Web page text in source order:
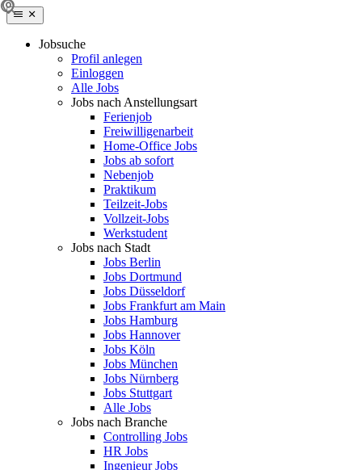
Jobsuche
Profil anlegen
Einloggen
Alle Jobs
Jobs nach Anstellungsart
Ferienjob
Freiwilligenarbeit
Home-Office Jobs
Jobs ab sofort
Nebenjob
Praktikum
Teilzeit-Jobs
Vollzeit-Jobs
Werkstudent
Jobs nach Stadt
Jobs Berlin
Jobs Dortmund
Jobs Düsseldorf
Jobs Frankfurt am Main
Jobs Hamburg
Jobs Hannover
Jobs Köln
Jobs München
Jobs Nürnberg
Jobs Stuttgart
Alle Jobs
Jobs nach Branche
Controlling Jobs
HR Jobs
Ingenieur Jobs